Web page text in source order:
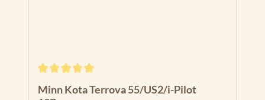
Minn Kota Terrova 55/US2/i-Pilot